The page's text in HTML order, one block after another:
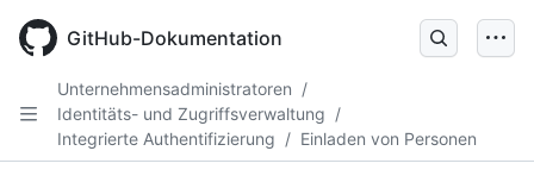
main
GitHub-Dokumentation
Unternehmensadministratoren /
Identitäts- und Zugriffsverwaltung /
Integrierte Authentifizierung / Einladen von Personen